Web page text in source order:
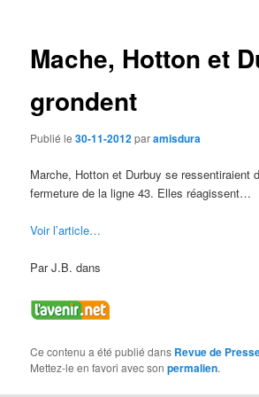
Mache, Hotton et
grondent
Publié le30-11-2012paramisdura
Marche, Hotton et Durbuy se ressentiraient
fermeture de la ligne 43. Elles réagissent…
Voir l’article…
Par J.B. dans
Ce contenu a été publié dans Revue de
Mettez-le en favori avec sonpermalien.